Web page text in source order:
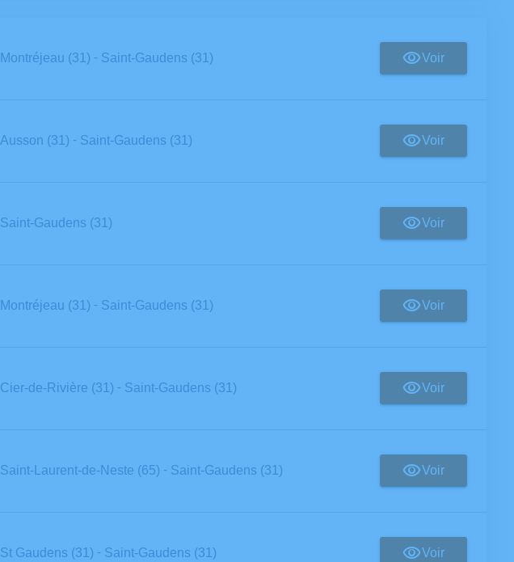
Montréjeau (31) - Saint-Gaudens (31) Voir
Ausson (31) - Saint-Gaudens (31) Voir
Saint-Gaudens (31) Voir
Montréjeau (31) - Saint-Gaudens (31) Voir
Cier-de-Rivière (31) - Saint-Gaudens (31) Voir
Saint-Laurent-de-Neste (65) - Saint-Gaudens (31) Voir
St Gaudens (31) - Saint-Gaudens (31) Voir